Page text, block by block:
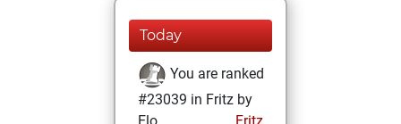
Today
You are ranked
#23039 in Fritz by